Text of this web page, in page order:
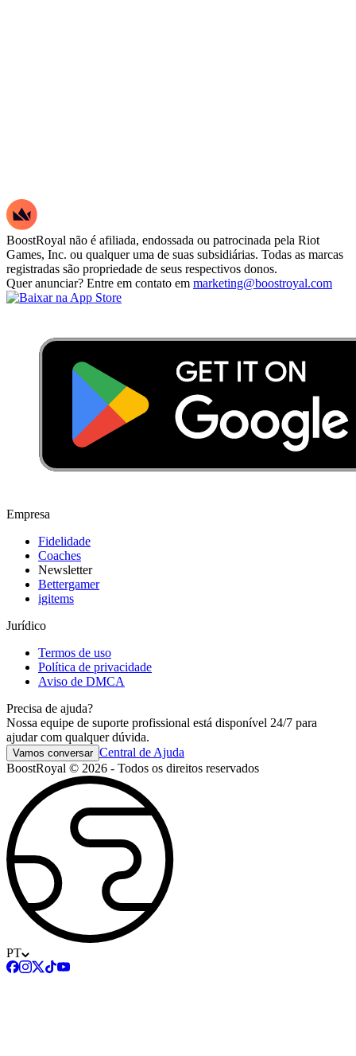
BoostRoyal não é afiliada, endossada ou patrocinada pela Riot
Games, Inc. ou qualquer uma de suas subsidiárias. Todas as marcas
registradas são propriedade de seus respectivos donos.
Quer anunciar? Entre em contato em marketing@boostroyal.com
Empresa
Fidelidade
Coaches
Newsletter
Bettergamer
igitems
Jurídico
Termos de uso
Política de privacidade
Aviso de DMCA
Precisa de ajuda?
Nossa equipe de suporte profissional está disponível 24/7 para
ajudar com qualquer dúvida.
Vamos conversar Central de Ajuda
BoostRoyal © 2026 - Todos os direitos reservados
PT